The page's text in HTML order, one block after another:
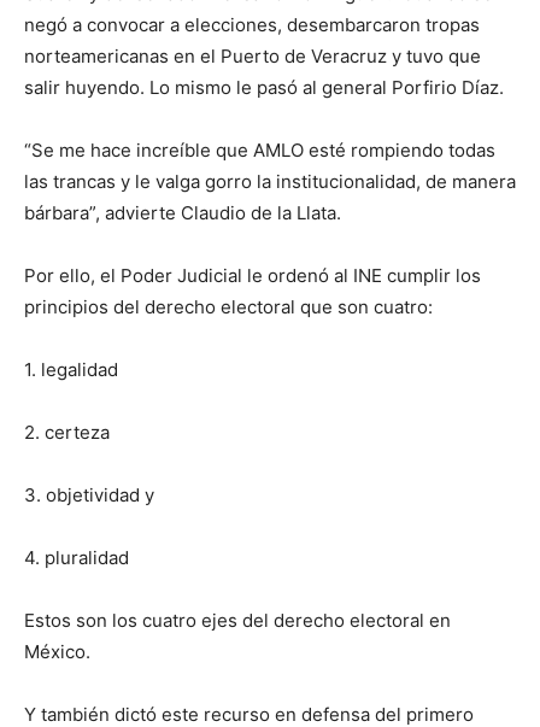
negó a convocar a elecciones, desembarcaron tropas
norteamericanas en el Puerto de Veracruz y tuvo que
salir huyendo. Lo mismo le pasó al general Porfirio Díaz.
“Se me hace increíble que AMLO esté rompiendo todas
las trancas y le valga gorro la institucionalidad, de manera
bárbara”, advierte Claudio de la Llata.
Por ello, el Poder Judicial le ordenó al INE cumplir los
principios del derecho electoral que son cuatro:
1. legalidad
2. certeza
3. objetividad y
4. pluralidad
Estos son los cuatro ejes del derecho electoral en
México.
Y también dictó este recurso en defensa del primero